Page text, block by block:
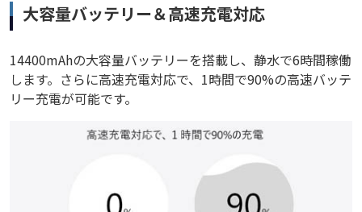
大容量バッテリー＆高速充電対応
14400mAhの大容量バッテリーを搭載し、静水で6時間稼働
します。さらに高速充電対応で、1時間で90%の高速バッテ
リー充電が可能です。